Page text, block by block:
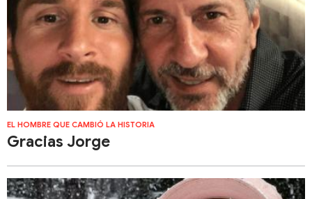
EL HOMBRE QUE CAMBIÓ LA HISTORIA
Gracias Jorge